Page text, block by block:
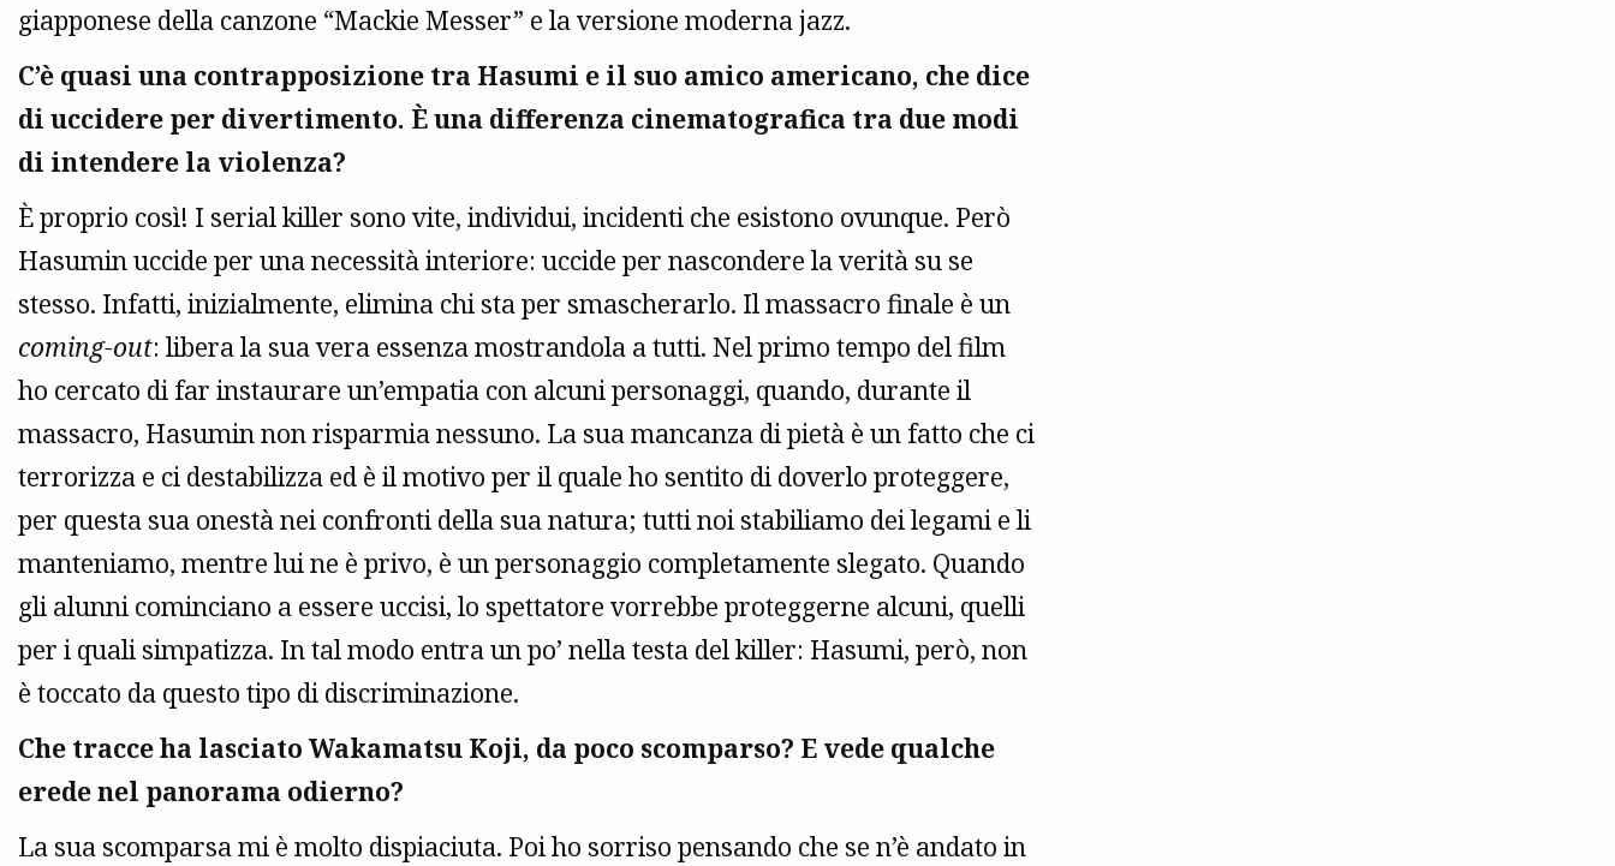
giapponese della canzone “Mackie Messer” e la versione moderna jazz.
C’è quasi una contrapposizione tra Hasumi e il suo amico americano, che dice
di uccidere per divertimento. È una differenza cinematografica tra due modi
di intendere la violenza?
È proprio così! I serial killer sono vite, individui, incidenti che esistono ovunque. Però
Hasumin uccide per una necessità interiore: uccide per nascondere la verità su se
stesso. Infatti, inizialmente, elimina chi sta per smascherarlo. Il massacro finale è un
coming-out: libera la sua vera essenza mostrandola a tutti. Nel primo tempo del film
ho cercato di far instaurare un’empatia con alcuni personaggi, quando, durante il
massacro, Hasumin non risparmia nessuno. La sua mancanza di pietà è un fatto che ci
terrorizza e ci destabilizza ed è il motivo per il quale ho sentito di doverlo proteggere,
per questa sua onestà nei confronti della sua natura; tutti noi stabiliamo dei legami e li
manteniamo, mentre lui ne è privo, è un personaggio completamente slegato. Quando
gli alunni cominciano a essere uccisi, lo spettatore vorrebbe proteggerne alcuni, quelli
per i quali simpatizza. In tal modo entra un po’ nella testa del killer: Hasumi, però, non
è toccato da questo tipo di discriminazione.
Che tracce ha lasciato Wakamatsu Koji, da poco scomparso? E vede qualche
erede nel panorama odierno?
La sua scomparsa mi è molto dispiaciuta. Poi ho sorriso pensando che se n’è andato in